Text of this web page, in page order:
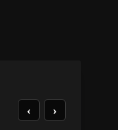
‹ ›